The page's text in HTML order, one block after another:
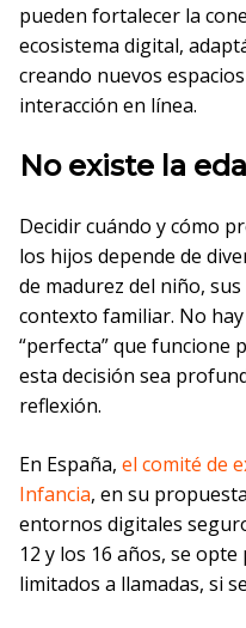
pueden fortalecer la
ecosistema digital,
creando nuevos
interacción en línea.
No existe la
Decidir cuándo y cómo
los hijos depende de
de madurez del niño, sus
contexto familiar. No
“perfecta” que funcione
esta decisión sea
reflexión.
En España, el comité de
Infancia, en su
entornos digitales
12 y los 16 años, se
limitados a llamadas, si